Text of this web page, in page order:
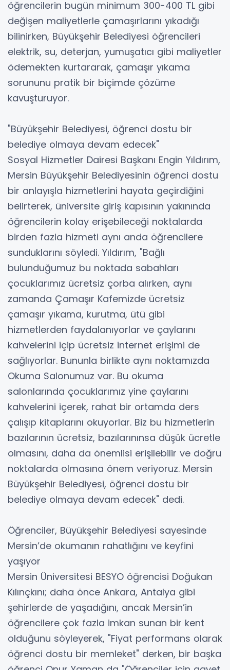
öğrencilerin bugün minimum 300-400 TL gibi
değişen maliyetlerle çamaşırlarını yıkadığı
bilinirken, Büyükşehir Belediyesi öğrencileri
elektrik, su, deterjan, yumuşatıcı gibi maliyetler
ödemekten kurtararak, çamaşır yıkama
sorununu pratik bir biçimde çözüme
kavuşturuyor.
"Büyükşehir Belediyesi, öğrenci dostu bir
belediye olmaya devam edecek"
Sosyal Hizmetler Dairesi Başkanı Engin Yıldırım,
Mersin Büyükşehir Belediyesinin öğrenci dostu
bir anlayışla hizmetlerini hayata geçirdiğini
belirterek, üniversite giriş kapısının yakınında
öğrencilerin kolay erişebileceği noktalarda
birden fazla hizmeti aynı anda öğrencilere
sunduklarını söyledi. Yıldırım, "Bağlı
bulunduğumuz bu noktada sabahları
çocuklarımız ücretsiz çorba alırken, aynı
zamanda Çamaşır Kafemizde ücretsiz
çamaşır yıkama, kurutma, ütü gibi
hizmetlerden faydalanıyorlar ve çaylarını
kahvelerini içip ücretsiz internet erişimi de
sağlıyorlar. Bununla birlikte aynı noktamızda
Okuma Salonumuz var. Bu okuma
salonlarında çocuklarımız yine çaylarını
kahvelerini içerek, rahat bir ortamda ders
çalışıp kitaplarını okuyorlar. Biz bu hizmetlerin
bazılarının ücretsiz, bazılarınınsa düşük ücretle
olmasını, daha da önemlisi erişilebilir ve doğru
noktalarda olmasına önem veriyoruz. Mersin
Büyükşehir Belediyesi, öğrenci dostu bir
belediye olmaya devam edecek" dedi.
Öğrenciler, Büyükşehir Belediyesi sayesinde
Mersin’de okumanın rahatlığını ve keyfini
yaşıyor
Mersin Üniversitesi BESYO öğrencisi Doğukan
Kılınçkını; daha önce Ankara, Antalya gibi
şehirlerde de yaşadığını, ancak Mersin’in
öğrencilere çok fazla imkan sunan bir kent
olduğunu söyleyerek, "Fiyat performans olarak
öğrenci dostu bir memleket" derken, bir başka